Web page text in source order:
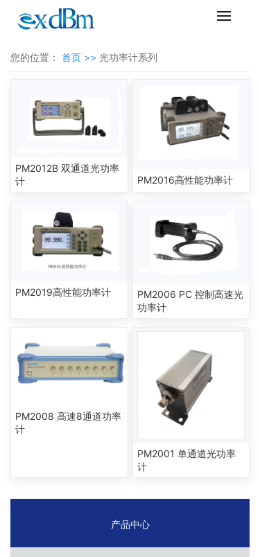
您的位置： 首页 >> 光功率计系列
PM2012B 双通道光功率
计
PM2016高性能功率计
PM2019高性能功率计
PM2006 PC 控制高速光
功率计
PM2008 高速8通道功率
计
PM2001 单通道光功率
计
产品中心